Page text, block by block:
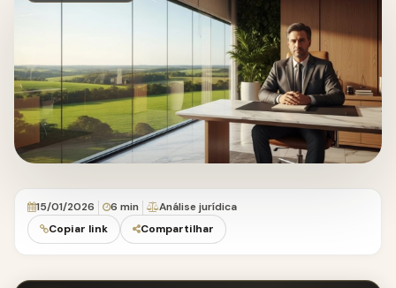
15/01/2026 6 min
Análise jurídica
Copiar link
Compartilhar